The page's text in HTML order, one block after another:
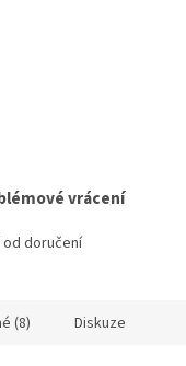
vrácení
od doručení
(8) Diskuze